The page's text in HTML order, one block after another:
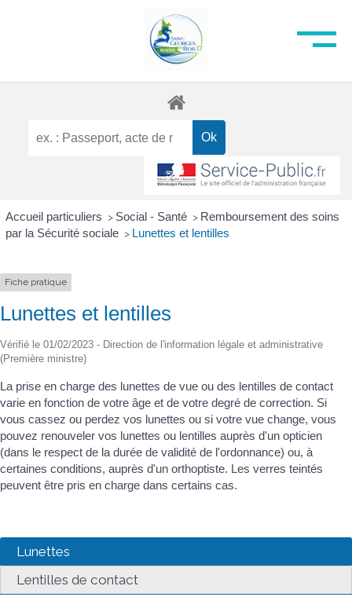
Accueil particuliers > Social - Santé > Remboursement des soins
par la Sécurité sociale > Lunettes et lentilles
Fiche pratique
Lunettes et lentilles
Vérifié le 01/02/2023 - Direction de l'information légale et administrative
(Première ministre)
La prise en charge des lunettes de vue ou des lentilles de contact
varie en fonction de votre âge et de votre degré de correction. Si
vous cassez ou perdez vos lunettes ou si votre vue change, vous
pouvez renouveler vos lunettes ou lentilles auprès d'un opticien
(dans le respect de la durée de validité de l'ordonnance) ou, à
certaines conditions, auprès d'un orthoptiste. Les verres teintés
peuvent être pris en charge dans certains cas.
Lunettes
Lentilles de contact